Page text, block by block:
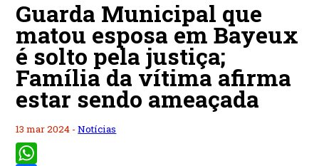
Guarda Municipal que
matou esposa em Bayeux
é solto pela justiça;
Família da vítima afirma
estar sendo ameaçada
13 mar 2024 -Notícias